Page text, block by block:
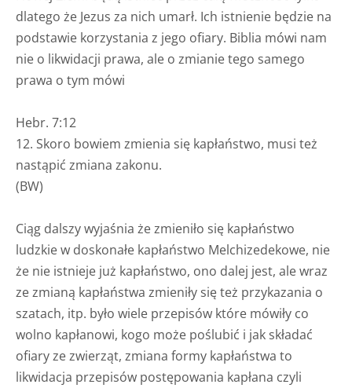
dlatego że Jezus za nich umarł. Ich istnienie będzie na
podstawie korzystania z jego ofiary. Biblia mówi nam
nie o likwidacji prawa, ale o zmianie tego samego
prawa o tym mówi
Hebr. 7:12
12. Skoro bowiem zmienia się kapłaństwo, musi też
nastąpić zmiana zakonu.
(BW)
Ciąg dalszy wyjaśnia że zmieniło się kapłaństwo
ludzkie w doskonałe kapłaństwo Melchizedekowe, nie
że nie istnieje już kapłaństwo, ono dalej jest, ale wraz
ze zmianą kapłaństwa zmieniły się też przykazania o
szatach, itp. było wiele przepisów które mówiły co
wolno kapłanowi, kogo może poślubić i jak składać
ofiary ze zwierząt, zmiana formy kapłaństwa to
likwidacja przepisów postępowania kapłana czyli